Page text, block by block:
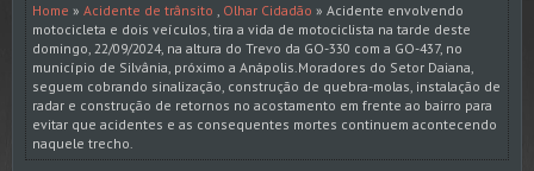
Home » Acidente de trânsito , Olhar Cidadão » Acidente envolvendo
motocicleta e dois veículos, tira a vida de motociclista na tarde deste
domingo, 22/09/2024, na altura do Trevo da GO-330 com a GO-437, no
município de Silvânia, próximo a Anápolis.Moradores do Setor Daiana,
seguem cobrando sinalização, construção de quebra-molas, instalação de
radar e construção de retornos no acostamento em frente ao bairro para
evitar que acidentes e as consequentes mortes continuem acontecendo
naquele trecho.